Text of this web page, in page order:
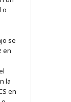
o
se
en
la
en